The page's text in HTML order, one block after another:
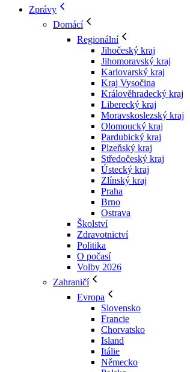
Zprávy
Domácí
Regionální
Jihočeský kraj
Jihomoravský kraj
Karlovarský kraj
Kraj Vysočina
Králověhradecký kraj
Liberecký kraj
Moravskoslezský kraj
Olomoucký kraj
Pardubický kraj
Plzeňský kraj
Středočeský kraj
Ústecký kraj
Zlínský kraj
Praha
Brno
Ostrava
Školství
Zdravotnictví
Politika
O počasí
Volby 2026
Zahraničí
Evropa
Slovensko
Francie
Chorvatsko
Island
Itálie
Německo